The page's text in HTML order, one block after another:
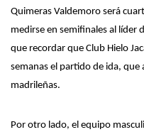
Quimeras Valdemoro será
medirse en semifinales al líder
que recordar que Club Hielo
semanas el partido de ida, que
madrileñas.
Por otro lado, el equipo